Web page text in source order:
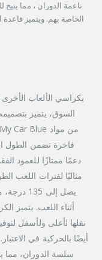
ناعمة الدوران ، مما
الخاصة بهم. ويتميز
السوق، يتميز
فاخرة تضمن الطول
دعمًا ممتازًا للعمود
مثاليًا لفترات اللعب
يصل إلى
أثناء اللعب. يتميز
نقلها لأعلى ولأسفل
سلسة الدوران، مما